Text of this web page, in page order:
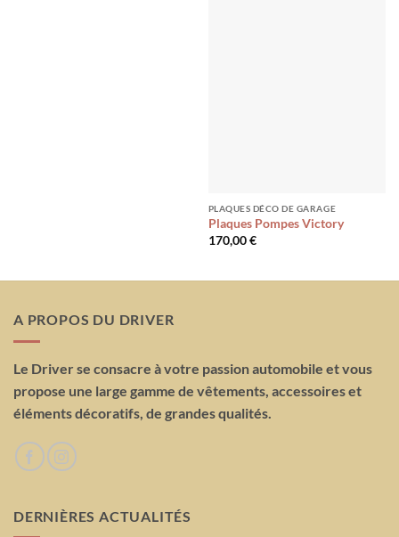
PLAQUES DÉCO DE GARAGE
Plaques Pompes Victory
170,00€
A PROPOS DU DRIVER
Le Driver se consacre à votre passion automobile et vous
propose une large gamme de vêtements, accessoires et
éléments décoratifs, de grandes qualités.
DERNIÈRES ACTUALITÉS